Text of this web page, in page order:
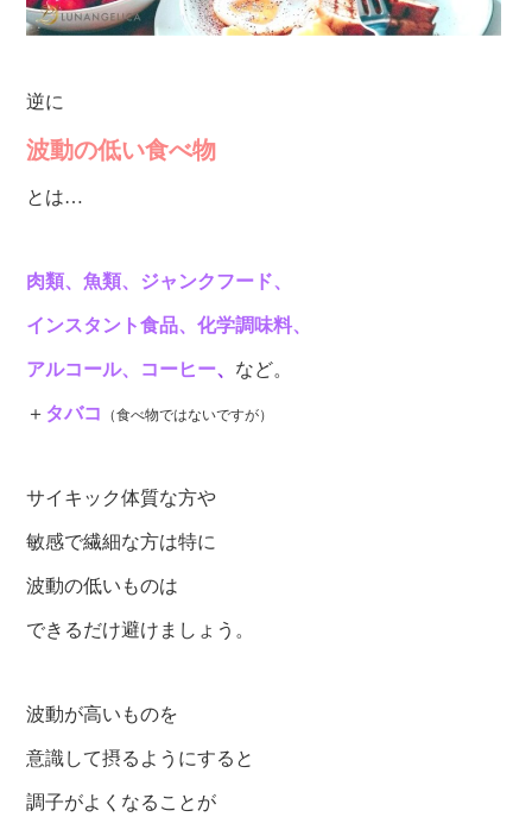
逆に
波動の低い食べ物
とは…
肉類、魚類、ジャンクフード、
インスタント食品、化学調味料、
アルコール、コーヒー、 など。
＋ タバコ （食べ物ではないですが）
サイキック体質な方や
敏感で繊細な方は特に
波動の低いものは
できるだけ避けましょう。
波動が高いものを
意識して摂るようにすると
調子がよくなることが